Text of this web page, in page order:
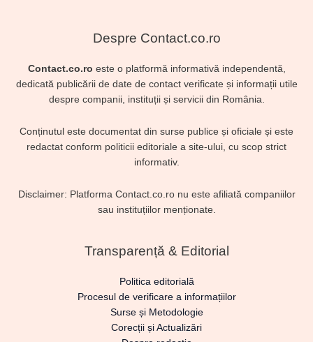
Despre Contact.co.ro
Contact.co.ro este o platformă informativă independentă,
dedicată publicării de date de contact verificate și informații utile
despre companii, instituții și servicii din România.
Conținutul este documentat din surse publice și oficiale și este
redactat conform politicii editoriale a site-ului, cu scop strict
informativ.
Disclaimer: Platforma Contact.co.ro nu este afiliată companiilor
sau instituțiilor menționate.
Transparență & Editorial
Politica editorială
Procesul de verificare a informațiilor
Surse și Metodologie
Corecții și Actualizări